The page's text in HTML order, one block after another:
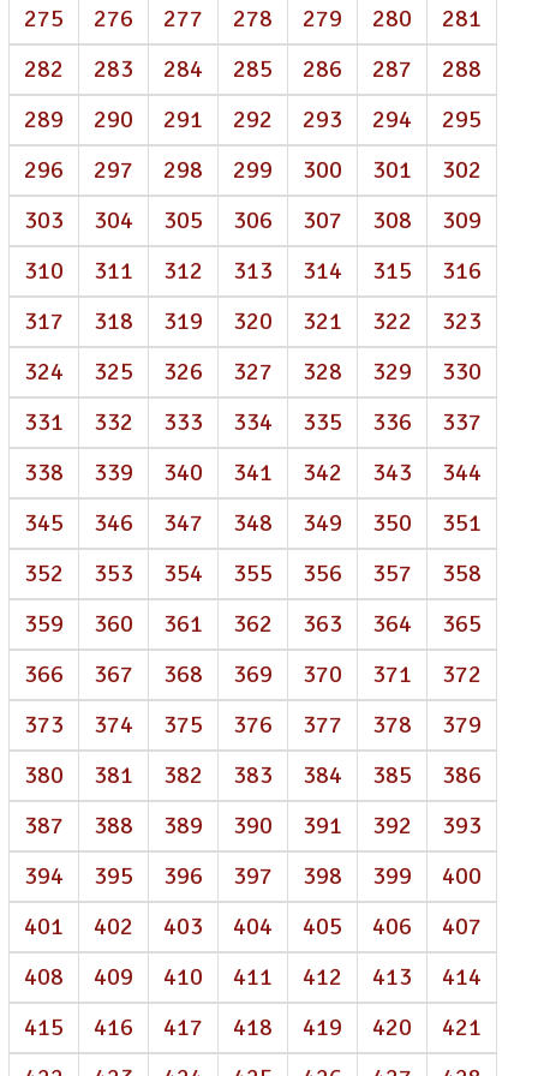
275
276 277 278 279 280
281
282
283 284 285 286 287
288
289
290 291 292 293 294
295
296
297 298 299 300 301
302
303
304 305 306 307 308
309
310
311 312 313 314 315
316
317
318 319 320 321 322
323
324
325 326 327 328 329
330
331
332 333 334 335 336
337
338
339 340 341 342 343
344
345
346 347 348 349 350
351
352
353 354 355 356 357
358
359
360 361 362 363 364
365
366
367 368 369 370 371
372
373
374 375 376 377 378
379
380
381 382 383 384 385
386
387
388 389 390 391 392
393
394
395 396 397 398 399
400
401
402 403 404 405 406
407
408
409 410 411 412 413
414
415
416 417 418 419 420
421